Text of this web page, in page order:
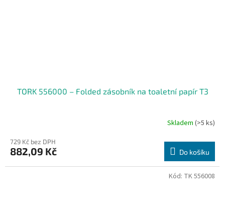
TORK 556000 – Folded zásobník na toaletní papír T3
Skladem (>5 ks)
729 Kč bez DPH
882,09 Kč Do košíku
Kód: TK 556008